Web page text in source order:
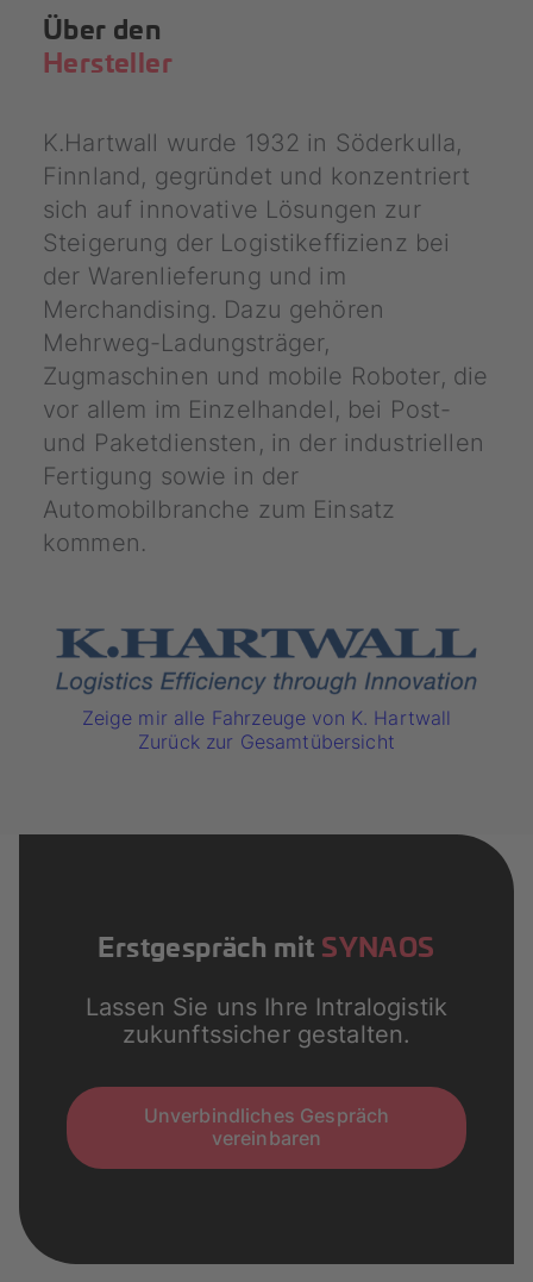
Über den
Hersteller
K.Hartwall wurde 1932 in Söderkulla,
Finnland, gegründet und konzentriert
sich auf innovative Lösungen zur
Steigerung der Logistikeffizienz bei
der Warenlieferung und im
Merchandising. Dazu gehören
Mehrweg-Ladungsträger,
Zugmaschinen und mobile Roboter, die
vor allem im Einzelhandel, bei Post-
und Paketdiensten, in der industriellen
Fertigung sowie in der
Automobilbranche zum Einsatz
kommen.
Zeige mir alle Fahrzeuge von K. Hartwall
Zurück zur Gesamtübersicht
Erstgespräch mit SYNAOS
Lassen Sie uns Ihre Intralogistik
zukunftssicher gestalten.
Unverbindliches Gespräch
vereinbaren